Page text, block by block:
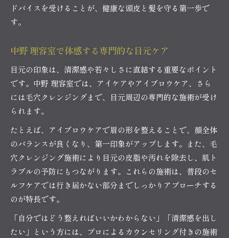
ドバイスを受けることが、健康な頭皮と髪を守る第一歩で
す。
中野 理容室で体感する専門的な目元ケア
目元の印象は、清潔感や若々しさに直結する重要なポイント
です。中野 理容室では、アイケアやアイブロウケア、さら
には毛穴クレンジングまで、目元周辺の専門的な施術が受け
られます。
たとえば、アイブロウケアで眉の形を整えることで、顔全体
のバランスが良くなり、第一印象がアップします。また、毛
穴クレンジング施術により目元の皮脂や汚れを除去し、肌ト
ラブルの予防にもつながります。これらの施術は、普段のセ
ルフケアでは行き届かない部分までしっかりアプローチする
のが特長です。
「自分ではどう整えればいいかわからない」「清潔感を出し
たい」という方には、プロによるカウンセリング付きの施術